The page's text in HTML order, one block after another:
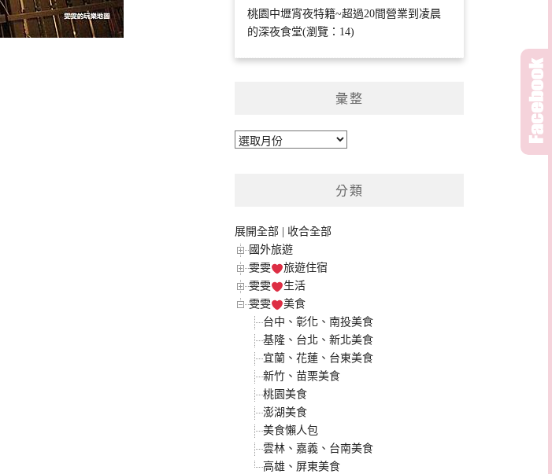
桃園中壢宵夜特籍~超過20間營業到凌晨
的深夜食堂(瀏覽：14)
彙整
彙
分類
展開全部
收合全部
國外旅遊
雯雯
旅遊住宿
雯雯
生活
雯雯
美食
台中、彰化、南投美食
基隆、台北、新北美食
宜蘭、花蓮、台東美食
新竹、苗栗美食
桃園美食
澎湖美食
美食懶人包
雲林、嘉義、台南美食
高雄、屏東美食